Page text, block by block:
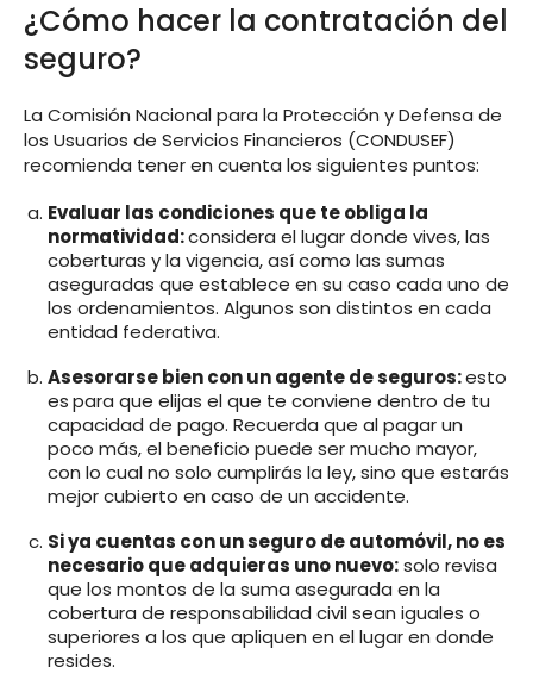
¿Cómo hacer la contratación del
seguro?
La Comisión Nacional para la Protección y Defensa de
los Usuarios de Servicios Financieros (CONDUSEF)
recomienda tener en cuenta los siguientes puntos:
Evaluar las condiciones que te obliga la
normatividad:considera el lugar donde vives, las
coberturas y la vigencia, así como las sumas
aseguradas que establece en su caso cada uno de
los ordenamientos. Algunos son distintos en cada
entidad federativa.
Asesorarse bien con un agente de seguros:esto
espara que elijas el que te conviene dentro de tu
capacidad de pago. Recuerda que al pagar un
poco más, el beneficio puede ser mucho mayor,
con lo cual no solo cumplirás la ley, sino que estarás
mejor cubierto en caso de un accidente.
Si ya cuentas con un seguro de automóvil, no es
necesario que adquieras uno nuevo:solo revisa
que los montos de la suma asegurada en la
cobertura de responsabilidad civil sean iguales o
superiores a los que apliquen en el lugar en donde
resides.